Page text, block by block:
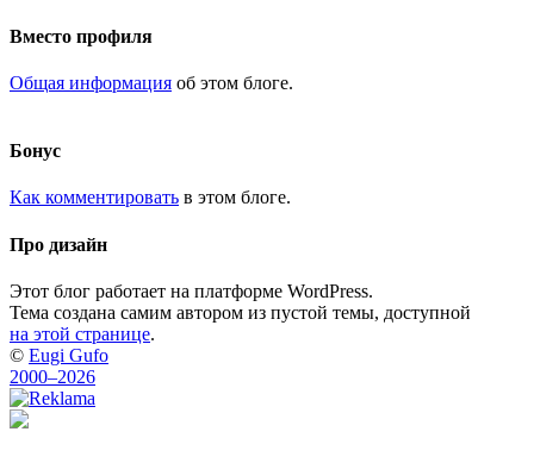
Вместо профиля
Общая информация об этом блоге.
Бонус
Как комментировать в этом блоге.
Про дизайн
Этот блог работает на платформе WordPress.
Тема создана самим автором из пустой темы, доступной
на этой странице.
© Eugi Gufo
2000–2026